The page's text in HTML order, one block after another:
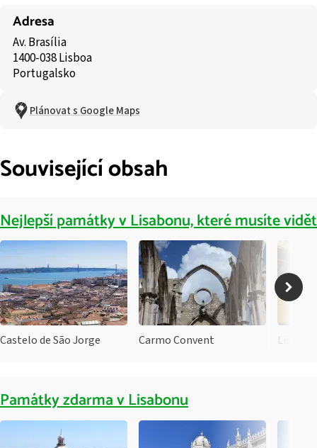
Adresa
Av. Brasília
1400-038 Lisboa
Portugalsko
Plánovat s Google Maps
Související obsah
Nejlepší památky v Lisabonu, které musíte vidět
Castelo de São Jorge Carmo Convent Lisbon
Památky zdarma v Lisabonu